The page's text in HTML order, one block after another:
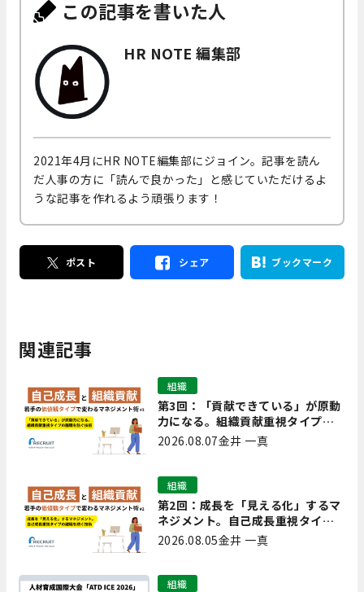
この記事を書いた人
HR NOTE 編集部
2021年4月にHR NOTE編集部にジョイン。記事を読ん
だ人事の方に「読んで良かった」と感じていただけるよ
うな記事を作れるよう頑張ります！
ポスト シェア ブックマーク
関連記事
第3回：「貢献できている」が原動
力になる。組織貢献重視タイプの
離職を防ぐ技術
組織
2026.08.07金井 一真
第2回：成長を「見える化」するマ
ネジメント。自己成長重視タイプ
の離職を防ぐ技術
組織
2026.08.05金井 一真
組織